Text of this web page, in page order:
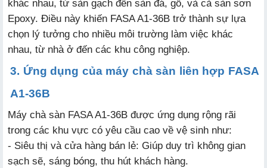
khác nhau, từ sàn gạch đến sàn đá, gỗ, và cả sàn sơn
Epoxy. Điều này khiến FASA A1-36B trở thành sự lựa
chọn lý tưởng cho nhiều môi trường làm việc khác
nhau, từ nhà ở đến các khu công nghiệp.
3. Ứng dụng của máy chà sàn liên hợp FASA
A1-36B
Máy chà sàn FASA A1-36B được ứng dụng rộng rãi
trong các khu vực có yêu cầu cao về vệ sinh như:
- Siêu thị và cửa hàng bán lẻ: Giúp duy trì không gian
sạch sẽ, sáng bóng, thu hút khách hàng.